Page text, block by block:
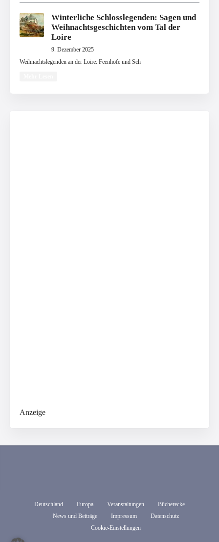
Winterliche Schlosslegenden: Sagen und
Weihnachtsgeschichten vom Tal der
Loire
9. Dezember 2025
Weihnachtslegenden an der Loire: Feenhöfe und Sch
Anzeige
Deutschland Europa Veranstaltungen
Bücherecke
News und Beiträge
Impressum
Datenschutz
Cookie-Einstellungen